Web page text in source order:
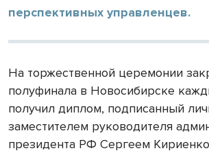
перспективных управленцев.
На торжественной церемонии
полуфинала в Новосибирске
получил диплом, подписанный
заместителем руководителя
президента РФ Сергеем